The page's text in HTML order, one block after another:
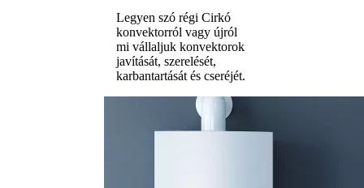
Legyen szó régi Cirkó
konvektorról vagy újról
mi vállaljuk konvektorok
javítását, szerelését,
karbantartását és cseréjét.